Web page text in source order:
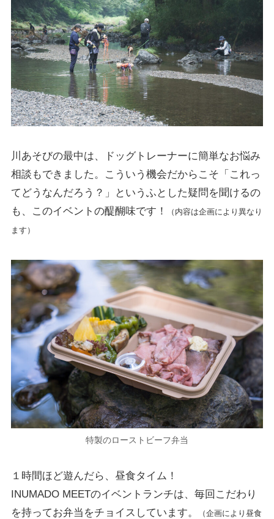
川あそびの最中は、ドッグトレーナーに簡単なお悩み
相談もできました。こういう機会だからこそ「これっ
てどうなんだろう？」というふとした疑問を聞けるの
も、このイベントの醍醐味です！
（内容は企画により異なり
ます）
特製のローストビーフ弁当
１時間ほど遊んだら、昼食タイム！
INUMADO MEETのイベントランチは、毎回こだわり
を持ってお弁当をチョイスしています。
（企画により昼食